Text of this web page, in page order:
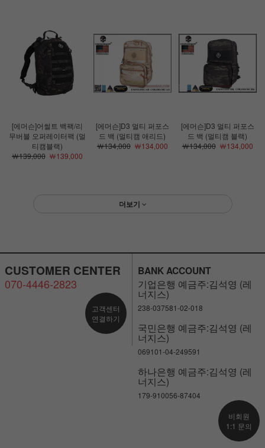
[에머슨]어썰트 백팩/리
무버블 오퍼레이터팩 (멀
티캠블랙)
￦139,000￦139,000
[에머슨]D3 멀티 퍼포스
드 백 (멀티캠 애리드)
￦134,000￦134,000
[에머슨]D3 멀티 퍼포스
드 백 (멀티캠 블랙)
￦134,000￦134,000
더보기
CUSTOMER CENTER
070-4446-2823
고객센터
연결하기
BANK ACCOUNT
기업은행 예금주:김석영 (레
너지스)
238-037581-02-018
국민은행 예금주:김석영 (레
너지스)
069101-04-249591
하나은행 예금주:김석영 (레
너지스)
179-910056-87404
비회원
1:1 문의